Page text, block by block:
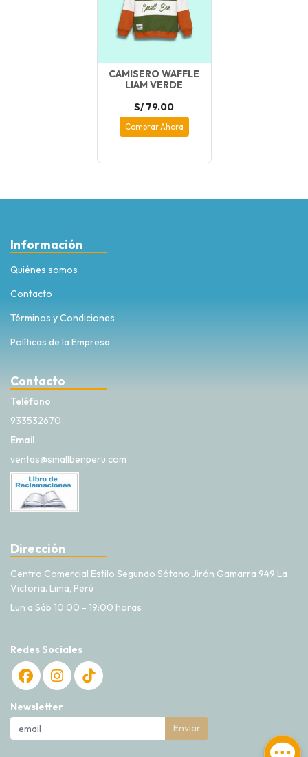
CAMISERO WAFFLE
LIAM VERDE
S/ 79.00
Comprar Ahora
Información
Quiénes somos
Contacto
Términos y Condiciones
Políticas de la Empresa
Contacto
Teléfono
933532670
Email
ventas@smallbenperu.com
Dirección
Centro Comercial Estilo Segundo Sótano Jirón Gamarra 949 La
Victoria. Lima, Perú
Lun a Sáb 10:00 - 19:00 horas
Redes Sociales
Newsletter
Enviar